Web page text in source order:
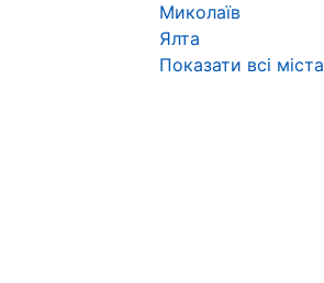
Миколаїв
Ялта
Показати всі міста